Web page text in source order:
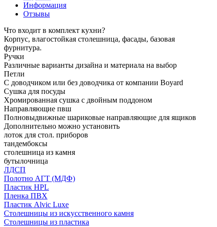
Информация
Отзывы
Что входит в комплект кухни?
Корпус, влагостойкая столешница, фасады, базовая
фурнитура.
Ручки
Различные варианты дизайна и материала на выбор
Петли
С доводчиком или без доводчика от компании Boyard
Сушка для посуды
Хромированная сушка с двойным поддоном
Направляющие пвш
Полновыдвижные шариковые направляющие для ящиков
Дополнительно можно установить
лоток для стол. приборов
тандембоксы
столешница из камня
бутылочница
ЛДСП
Полотно АГТ (МДФ)
Пластик HPL
Пленка ПВХ
Пластик Alvic Luxe
Столешницы из искусственного камня
Столешницы из пластика